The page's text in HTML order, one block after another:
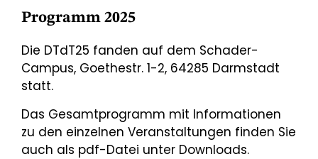
Programm 2025
Die DTdT25 fanden auf dem Schader-
Campus, Goethestr. 1-2, 64285 Darmstadt
statt.
Das Gesamtprogramm mit Informationen
zu den einzelnen Veranstaltungen finden Sie
auch als pdf-Datei unter Downloads.